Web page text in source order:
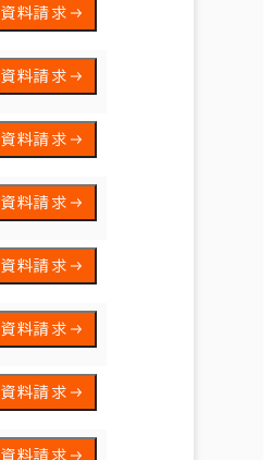
資料請求
資料請求
資料請求
資料請求
資料請求
資料請求
資料請求
資料請求